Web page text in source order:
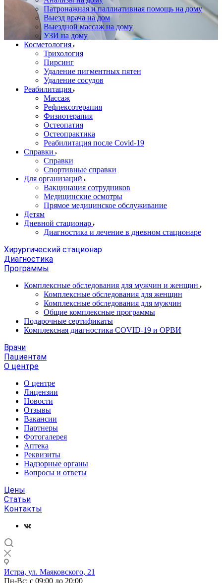
Патронажная и паллиативная помощь на дому
Выезд врача на дом
Выездной массаж на дому
УЗИ на дому
Косметология
Трихология
Пирсинг
Удаление пигментных пятен
Удаление сосудов
Реабилитация
Массаж
Рефлексотерапия
Физиотерапия
Остеопатия
Остеопрактика
Реабилитация после Covid-19
Справки
Справки
Спортивные справки
Для организаций
Вакцинация сотрудников
Медицинские осмотры
Прямое медицинское обслуживание
Детям
Дневной стационар
Диагностика и лечение в дневном стационаре
Хирургический стационар
Диагностика
Программы
Комплексные обследования для мужчин и женщин
Комплексные обследования для женщин
Комплексные обследования для мужчин
Общие комплексные программы
Подарочные сертификаты
Комплексная диагностика COVID-19 и ОРВИ
Врачи
Пациентам
О центре
О центре
Лицензии
Новости
Отзывы
Вакансии
Партнеры
Фотогалерея
Аптека
Реквизиты
Надзорные органы
Вопросы и ответы
Цены
Статьи
Контакты
Истра, ул. Маяковского, 21
Пн-Вс: с 09:00 до 20:00